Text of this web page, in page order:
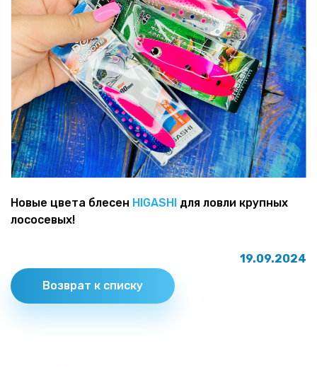
Новые цвета блесен HIGASHI
для ловли крупных
лососевых!
19.09.2024
Возврат к списку